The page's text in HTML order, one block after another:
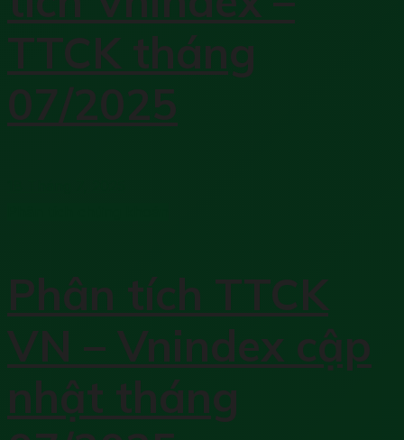
TTCK tháng
07/2025
Phân tích TTCK
VN – Vnindex cập
nhật tháng